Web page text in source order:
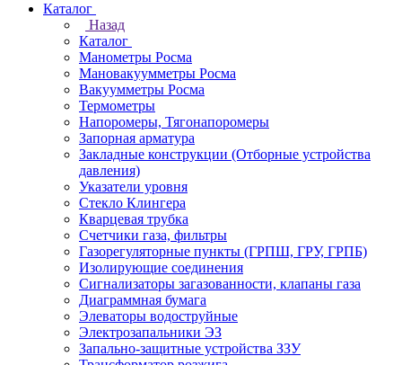
Каталог
Назад
Каталог
Манометры Росма
Мановакуумметры Росма
Вакуумметры Росма
Термометры
Напоромеры, Тягонапоромеры
Запорная арматура
Закладные конструкции (Отборные устройства
давления)
Указатели уровня
Стекло Клингера
Кварцевая трубка
Счетчики газа, фильтры
Газорегуляторные пункты (ГРПШ, ГРУ, ГРПБ)
Изолирующие соединения
Сигнализаторы загазованности, клапаны газа
Диаграммная бумага
Элеваторы водоструйные
Электрозапальники ЭЗ
Запально-защитные устройства ЗЗУ